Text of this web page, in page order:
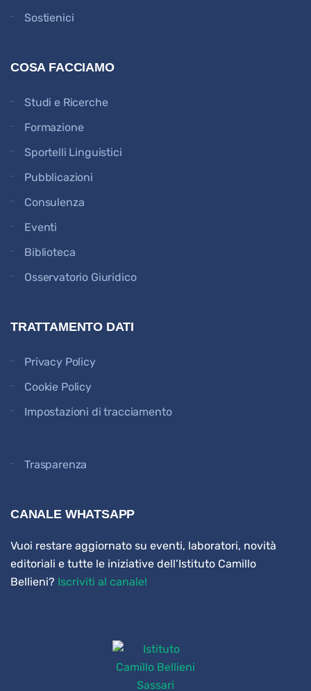
Sostienici
COSA FACCIAMO
Studi e Ricerche
Formazione
Sportelli Linguistici
Pubblicazioni
Consulenza
Eventi
Biblioteca
Osservatorio Giuridico
TRATTAMENTO DATI
Privacy Policy
Cookie Policy
Impostazioni di tracciamento
Trasparenza
CANALE WHATSAPP
Vuoi restare aggiornato su eventi, laboratori, novità
editoriali e tutte le iniziative dell’Istituto Camillo
Bellieni? Iscriviti al canale!